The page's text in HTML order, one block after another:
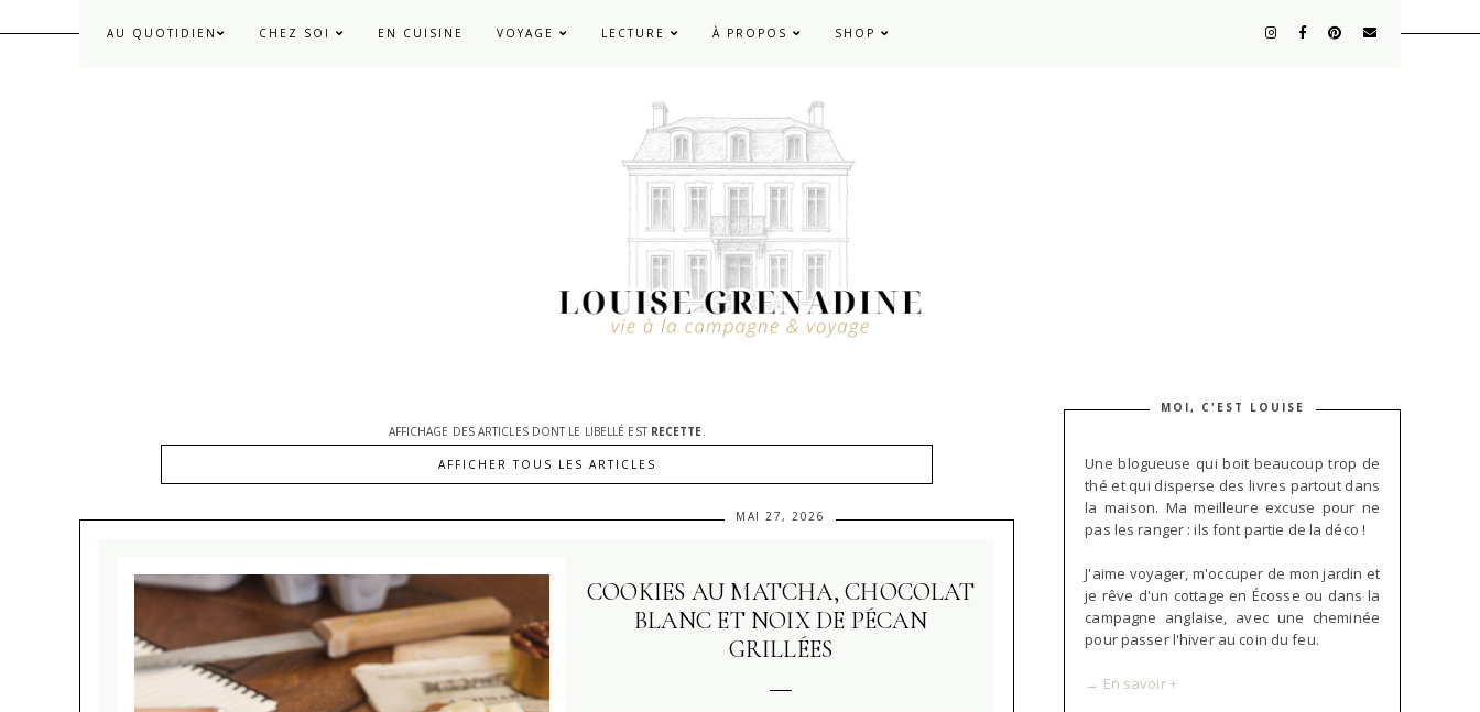
AU QUOTIDIEN CHEZ SOI EN CUISINE VOYAGE LECTURE À PROPOS SHOP
AFFICHAGE DES ARTICLES DONT LE LIBELLÉ EST RECETTE.
AFFICHER TOUS LES ARTICLES
MAI 27, 2026
COOKIES AU MATCHA, CHOCOLAT
BLANC ET NOIX DE PÉCAN
GRILLÉES
MOI, C'EST LOUISE
Une blogueuse qui boit beaucoup trop de
thé et qui disperse des livres partout dans
la maison. Ma meilleure excuse pour ne
pas les ranger : ils font partie de la déco !
J'aime voyager, m'occuper de mon jardin et
je rêve d'un cottage en Écosse ou dans la
campagne anglaise, avec une cheminée
pour passer l'hiver au coin du feu.
→ En savoir +